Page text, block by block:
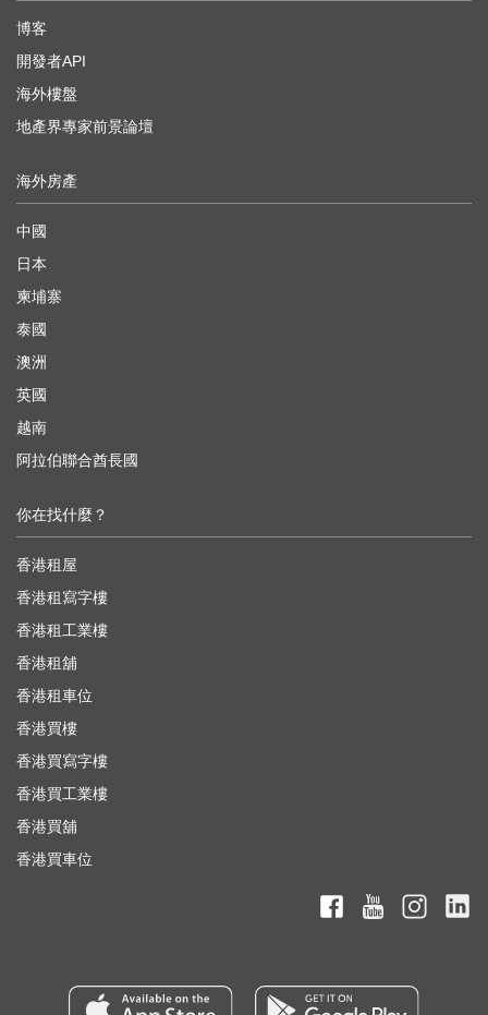
博客
開發者API
海外樓盤
地產界專家前景論壇
海外房產
中國
日本
柬埔寨
泰國
澳洲
英國
越南
阿拉伯聯合酋長國
你在找什麼？
香港租屋
香港租寫字樓
香港租工業樓
香港租舖
香港租車位
香港買樓
香港買寫字樓
香港買工業樓
香港買舖
香港買車位